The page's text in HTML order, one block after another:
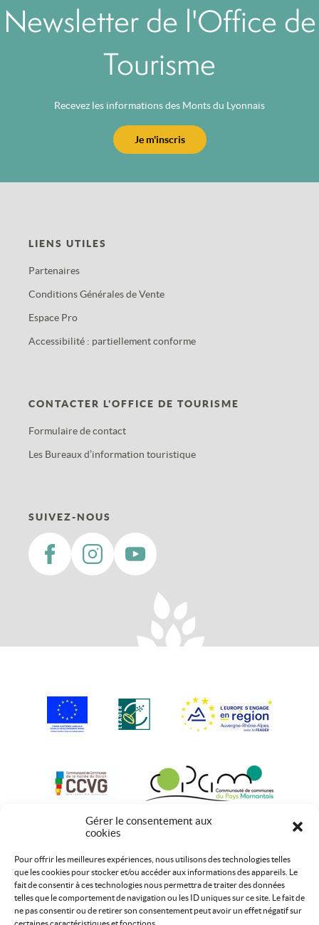
Gérer le consentement aux
cookies
Pour offrir les meilleures expériences, nous utilisons des technologies telles
que les cookies pour stocker et/ou accéder aux informations des appareils. Le
fait de consentir à ces technologies nous permettra de traiter des données
telles que le comportement de navigation ou les ID uniques sur ce site. Le fait de
ne pas consentir ou de retirer son consentement peut avoir un effet négatif sur
Newsletter de l'Office de
Tourisme
Recevez les informations des Monts du Lyonnais
Je m'inscris
LIENS UTILES
Partenaires
Conditions Générales de Vente
Espace Pro
Accessibilité : partiellement conforme
CONTACTER L'OFFICE DE TOURISME
Formulaire de contact
Les Bureaux d’information touristique
SUIVEZ-NOUS